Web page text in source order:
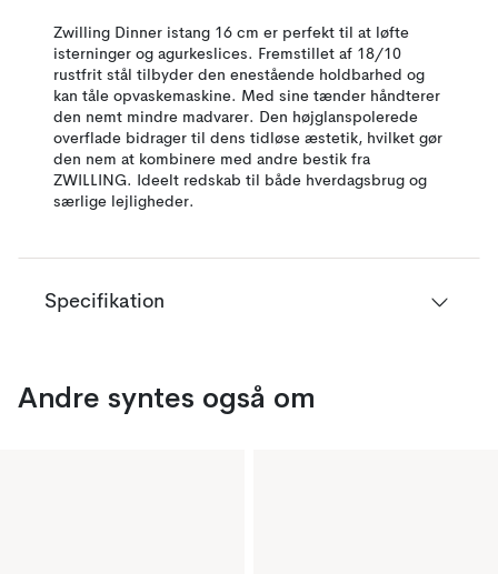
Zwilling Dinner istang 16 cm er perfekt til at løfte
isterninger og agurkeslices. Fremstillet af 18/10
rustfrit stål tilbyder den enestående holdbarhed og
kan tåle opvaskemaskine. Med sine tænder håndterer
den nemt mindre madvarer. Den højglanspolerede
overflade bidrager til dens tidløse æstetik, hvilket gør
den nem at kombinere med andre bestik fra
ZWILLING. Ideelt redskab til både hverdagsbrug og
særlige lejligheder.
Specifikation
Andre syntes også om